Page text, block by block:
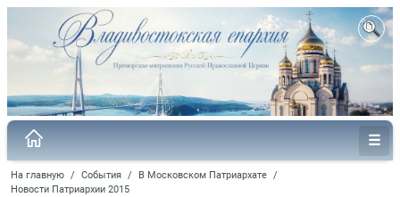
На главную / События / В Московском Патриархате /
Новости Патриархии 2015